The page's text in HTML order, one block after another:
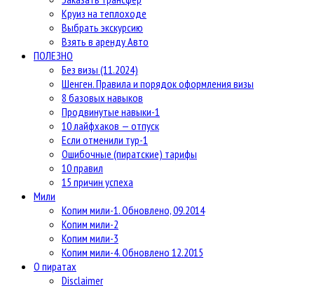
Круиз на теплоходе
Выбрать экскурсию
Взять в аренду Авто
ПОЛЕЗНО
Без визы (11.2024)
Шенген. Правила и порядок оформления визы
8 базовых навыков
Продвинутые навыки-1
10 лайфхаков — отпуск
Если отменили тур-1
Ошибочные (пиратские) тарифы
10 правил
15 причин успеха
Мили
Копим мили-1. Обновлено, 09.2014
Копим мили-2
Копим мили-3
Копим мили-4. Обновлено 12.2015
О пиратах
Disclaimer